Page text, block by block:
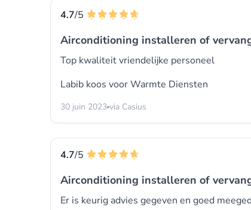
4.7/5
Airconditioning installeren of
Top kwaliteit vriendelijke personeel
Labib koos voorWarmte Diensten
30 juin 2023 via Casius
4.7/5
Airconditioning installeren of
Er is keurig advies gegeven en goed